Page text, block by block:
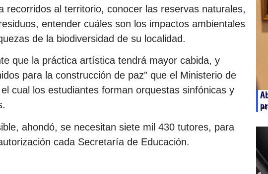
recorridos al territorio, conocer las reservas naturales,
entender cuáles son los impactos ambientales
de la biodiversidad de su localidad.
que la práctica artística tendrá mayor cabida, y
para la construcción de paz” que el Ministerio de
cual los estudiantes forman orquestas sinfónicas y
ahondó, se necesitan siete mil 430 tutores, para
cada Secretaría de Educación.